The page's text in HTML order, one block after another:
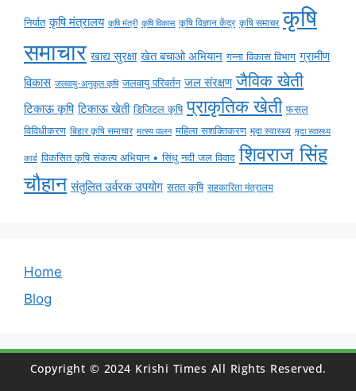
निर्यात कृषि मंत्रालय कृषि मंत्री कृषि विकास कृषि विज्ञान केंद्र कृषि समाचर कृषि
समाचार खाद्य सुरक्षा खेत बचाओ अभियान गन्ना विकास विभाग ग्रामीण
विकास जलवायु-अनुकूल कृषि जलवायु परिवर्तन जल संरक्षण जैविक खेती
टिकाऊ कृषि टिकाऊ खेती डिजिटल कृषि प्राकृतिक खेती फसल
विविधीकरण बिहार कृषि समाचार मत्स्य पालन महिला सशक्तिकरण मृदा स्वास्थ्य मृदा स्वास्थ्य
कार्ड विकसित कृषि संकल्प अभियान • सिंधु नदी जल विवाद शिवराज सिंह
चौहान संतुलित उर्वरक उपयोग सतत कृषि सहकारिता मंत्रालय
Home
Blog
Copyright © 2024 Krishi Times All Rights Reserved.